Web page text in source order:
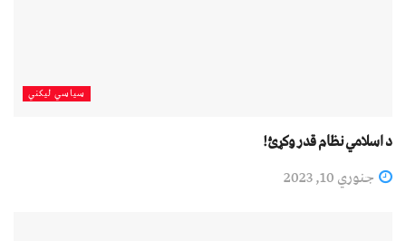
سیاسي لیکني
د اسلامي نظام قدر وکړئ!
جنوري 10, 2023